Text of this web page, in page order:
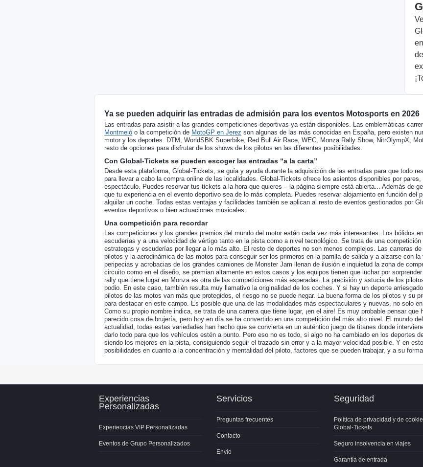
Ya se pueden adquirir las entradas de admisión para los eventos Motosports en 2026
Las entradas para asistir a las grandes competiciones deportivas ya están disponibles. Las emblemáticas
Montmeló o la competición de MotoGP en Jerez son algunas de las más conocidas en España, pero existen
motor y los deportes. DTM, WorldSBK Superbike, Red Bull Air Race, WEC, Monza Rally Show, NitrOlympX,
resto de opciones para disfrutar de los shows de los pilotos en las diferentes posibilidades.
Con Global-Tickets se pueden escoger las entradas “a la carta”
Desde esta plataforma, Global-Tickets, se guía y ayuda durante la adquisición de las entradas para que todo
para llevar a cabo la compra online de las localidades. Global-Tickets ofrece los asientos disponibles por
espectáculo. Puedes reservar tus tickets a la hora que quieres – la página siempre está abierta... Además de
que tu experiencia en el evento deportivo sea de lo más completa. Puedes reservar alojamiento en función del
alquilar un coche. Todas estas ventajas y facilidades también se aplican al resto de eventos gestionados por
eventos deportivos o bien actuaciones musicales.
Una competición para recordar
Las competiciones y los grandes premios del mundo del motor están cada vez más interesantes. Los bólidos
escuderías y a una velocidad de vértigo tanto en la pista como a nivel tecnológico. Se trata de una competición
estrategas y escuderías por llegar a lo más alto. El resto de deportes no son menos complejos. Las carreras
pilotos y la aerodinámica de las motos para conseguir ser los primeros en la parrilla de salida y a alzarse con
peripecias y acrobacias de los grandes camiones de Monster Jam llenan de ilusión e inquietud la zona de
circuito como en el diseño, se premian altamente en estos casos y los equipos tienen que luchar por
rally que tiene lugar en Monza es otra de las competiciones más esperadas. La precisión y astucia de los
podio. En este caso, también resulta muy llamativo la originalidad de los coches. Y si hay un deporte
pilotos de las motos van más que protegidos, el riesgo no se puede negar. La buena forma de los pilotos y su
para destacar en este campo. Es posible que una de las modalidades más espectaculares y nuevas, no solo
Como su propio nombre indica, se trata de una carrera que tiene lugar, ¡en el aire! Es muy probable pensar
parecido cosa de brujería, pero hoy en día se ha convertido en una competición del más alto nivel. El mundo
actualidad, todas estas variedades han hecho que se convierta en un auténtico juego de titanes donde
darlo todo para que los vehículos estén a punto. Pero eso no es todo, si algo no ha cambiado en los deportes
siendo los mejores en la pista, consiguiendo seguir el trazado sin error y a la mayor velocidad posible. Y en
posibilidades en cuanto a la concentración y mentalidad del piloto, factores que se pueden trabajar, y a su
Experiencias
Personalizadas
Experiencias VIP Personalizadas
Eventos de Grupo Personalizados
Servicios
Preguntas frecuentes
Contacto
Envío
Seguridad
Política de privacidad y de
Global-Tickets
Seguro insolvencia en viajes
Garantía de entrada